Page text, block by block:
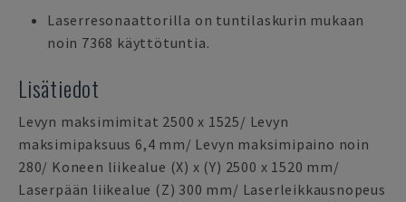
Laserresonaattorilla on tuntilaskurin mukaan
noin 7368 käyttötuntia.
Lisätiedot
Levyn maksimimitat 2500 x 1525/ Levyn
maksimipaksuus 6,4 mm/ Levyn maksimipaino noin
280/ Koneen liikealue (X) x (Y) 2500 x 1520 mm/
Laserpään liikealue (Z) 300 mm/ Laserleikkausnopeus